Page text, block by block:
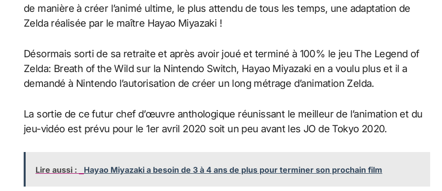
de manière à créer l’animé ultime, le plus attendu de tous les temps, une adaptation de
Zelda réalisée par le maître Hayao Miyazaki !
Désormais sorti de sa retraite et après avoir joué et terminé à 100% le jeu The Legend of
Zelda: Breath of the Wild sur la Nintendo Switch, Hayao Miyazaki en a voulu plus et il a
demandé à Nintendo l’autorisation de créer un long métrage d’animation Zelda.
La sortie de ce futur chef d’œuvre anthologique réunissant le meilleur de l’animation et du
jeu-vidéo est prévu pour le 1er avril 2020 soit un peu avant les JO de Tokyo 2020.
Lire aussi : Hayao Miyazaki a besoin de 3 à 4 ans de plus pour terminer son prochain film